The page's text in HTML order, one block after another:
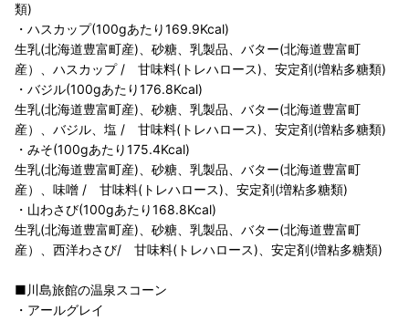
類)
・ハスカップ(100gあたり169.9Kcal)
生乳(北海道豊富町産)、砂糖、乳製品、バター(北海道豊富町
産）、ハスカップ / 甘味料(トレハロース)、安定剤(増粘多糖類)
・バジル(100gあたり176.8Kcal)
生乳(北海道豊富町産)、砂糖、乳製品、バター(北海道豊富町
産）、バジル、塩 / 甘味料(トレハロース)、安定剤(増粘多糖類)
・みそ(100gあたり175.4Kcal)
生乳(北海道豊富町産)、砂糖、乳製品、バター(北海道豊富町
産）、味噌 / 甘味料(トレハロース)、安定剤(増粘多糖類)
・山わさび(100gあたり168.8Kcal)
生乳(北海道豊富町産)、砂糖、乳製品、バター(北海道豊富町
産）、西洋わさび/ 甘味料(トレハロース)、安定剤(増粘多糖類)
■川島旅館の温泉スコーン
・アールグレイ